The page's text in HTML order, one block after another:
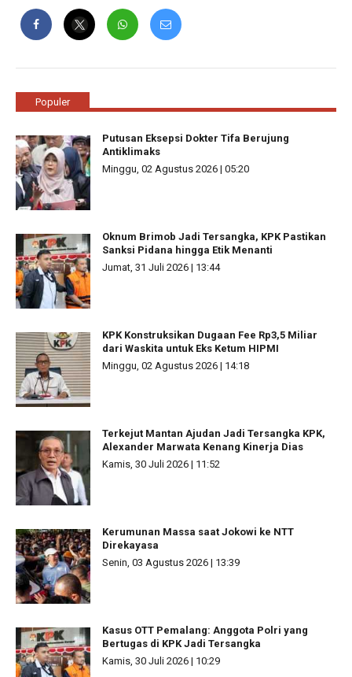
Populer
Putusan Eksepsi Dokter Tifa Berujung
Antiklimaks
Minggu, 02 Agustus 2026 | 05:20
Oknum Brimob Jadi Tersangka, KPK Pastikan
Sanksi Pidana hingga Etik Menanti
Jumat, 31 Juli 2026 | 13:44
KPK Konstruksikan Dugaan Fee Rp3,5 Miliar
dari Waskita untuk Eks Ketum HIPMI
Minggu, 02 Agustus 2026 | 14:18
Terkejut Mantan Ajudan Jadi Tersangka KPK,
Alexander Marwata Kenang Kinerja Dias
Kamis, 30 Juli 2026 | 11:52
Kerumunan Massa saat Jokowi ke NTT
Direkayasa
Senin, 03 Agustus 2026 | 13:39
Kasus OTT Pemalang: Anggota Polri yang
Bertugas di KPK Jadi Tersangka
Kamis, 30 Juli 2026 | 10:29